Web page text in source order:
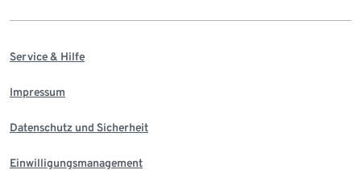
Service & Hilfe
Impressum
Datenschutz und Sicherheit
Einwilligungsmanagement